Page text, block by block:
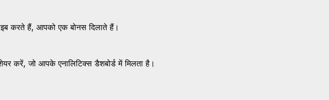
करते हैं, आपको एक बोनस दिलाते हैं।
करें, जो आपके एनालिटिक्स डैशबोर्ड में मिलता है।